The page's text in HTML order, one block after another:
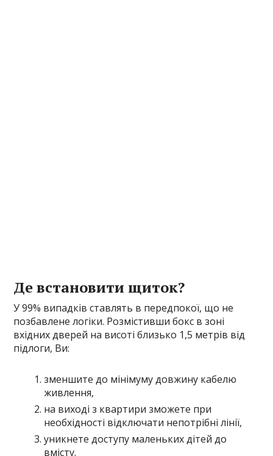
Де встановити щиток?
У 99% випадків ставлять в передпокої, що не
позбавлене логіки. Розмістивши бокс в зоні
вхідних дверей на висоті близько 1,5 метрів від
підлоги, Ви:
зменшите до мінімуму довжину кабелю
живлення,
на виході з квартири зможете при
необхідності відключати непотрібні лінії,
уникнете доступу маленьких дітей до
вмісту.